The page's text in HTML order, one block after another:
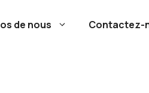
de nous Contactez-